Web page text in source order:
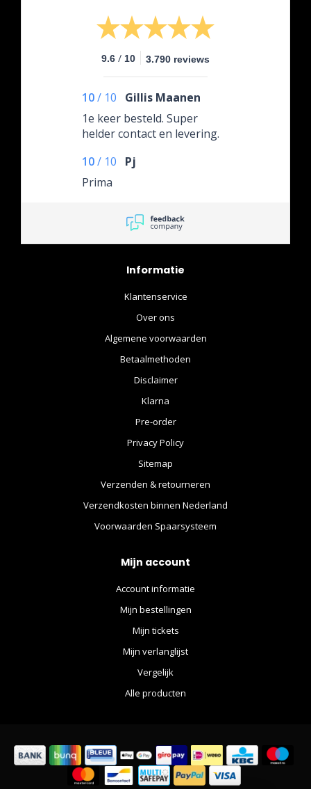
9.6 / 10 3.790 reviews
10/ 10
Gillis Maanen
1e keer besteld. Super
helder contact en levering.
10/ 10
Pj
Prima
Informatie
Klantenservice
Over ons
Algemene voorwaarden
Betaalmethoden
Disclaimer
Klarna
Pre-order
Privacy Policy
Sitemap
Verzenden & retourneren
Verzendkosten binnen Nederland
Voorwaarden Spaarsysteem
Mijn account
Account informatie
Mijn bestellingen
Mijn tickets
Mijn verlanglijst
Vergelijk
Alle producten